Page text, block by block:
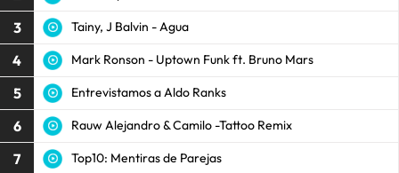
3 Tainy, J Balvin - Agua
4 Mark Ronson - Uptown Funk ft. Bruno Mars
5 Entrevistamos a Aldo Ranks
6 Rauw Alejandro & Camilo -Tattoo Remix
7 Top10: Mentiras de Parejas